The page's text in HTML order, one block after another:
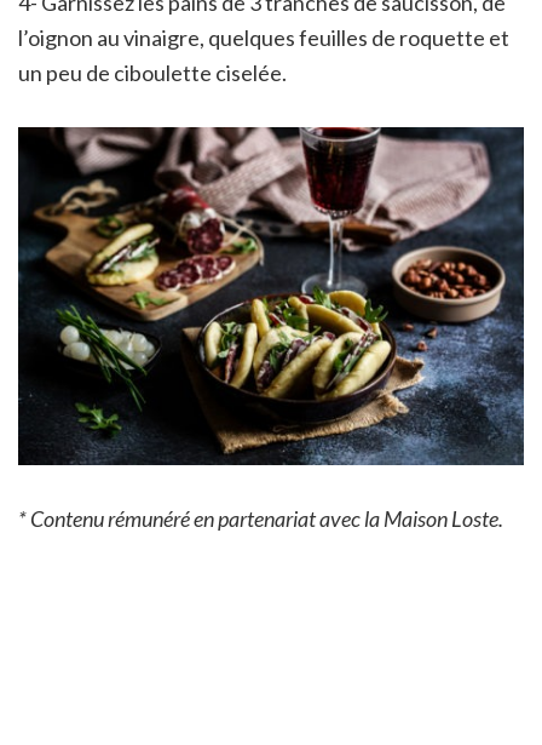
l’oignon au vinaigre, quelques feuilles de roquette et
un peu de ciboulette ciselée.
* Contenu rémunéré en partenariat avec la Maison Loste.